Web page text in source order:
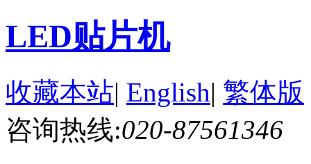
LED贴片机
收藏本站| English| 繁体版
咨询热线:020-87561346